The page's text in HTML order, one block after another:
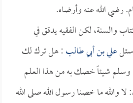
رضي الله عنه وأرضاه.
والسنة، لكن الفقيه يدقق في
سئلعلي بن أبي طالب: هل ترك لك
وسلم شيئاً خصك به من هذا العلم
والله ما خصنا رسول الله صلى الله